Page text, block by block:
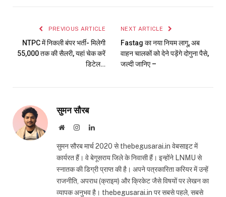
PREVIOUS ARTICLE
NTPC में निकली बंपर भर्ती- मिलेगी
55,000 तक की सैलरी, यहां चेक करें
डिटेल…
NEXT ARTICLE
Fastag का नया नियम लागू, अब
वाहन चालकों को देने पड़ेंगे दोगुना पैसे,
जल्दी जानिए –
सुमन सौरब
WebsiteInstagramLinkedIn
सुमन सौरब मार्च 2020 से thebegusarai.in वेबसाइट में
कार्यरत हैं। वे बेगूसराय जिले के निवासी हैं। इन्होंने LNMU से
स्नातक की डिग्री प्राप्त की है। अपने पत्रकारिता करियर में उन्हें
राजनीति, अपराध (क्राइम) और क्रिकेट जैसे विषयों पर लेखन का
व्यापक अनुभव है। thebegusarai.in पर सबसे पहले, सबसे